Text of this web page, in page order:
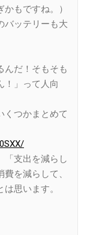
もですね。）
バッテリーも大
んだ！そもそも
！」って人向
くつかまとめて
「支出を減らし
を減らして、
思います。